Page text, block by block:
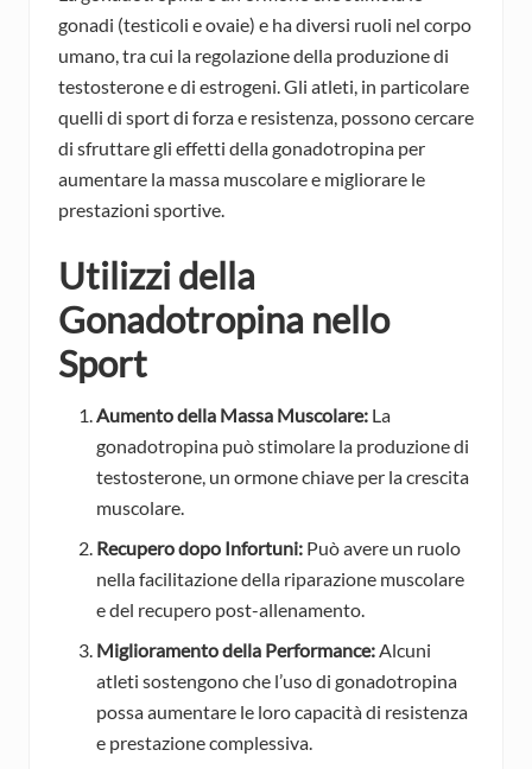
gonadi (testicoli e ovaie) e ha diversi ruoli nel corpo
umano, tra cui la regolazione della produzione di
testosterone e di estrogeni. Gli atleti, in particolare
quelli di sport di forza e resistenza, possono cercare
di sfruttare gli effetti della gonadotropina per
aumentare la massa muscolare e migliorare le
prestazioni sportive.
Utilizzi della
Gonadotropina nello
Sport
Aumento della Massa Muscolare: La
gonadotropina può stimolare la produzione di
testosterone, un ormone chiave per la crescita
muscolare.
Recupero dopo Infortuni: Può avere un ruolo
nella facilitazione della riparazione muscolare
e del recupero post-allenamento.
Miglioramento della Performance:Alcuni
atleti sostengono che l’uso di gonadotropina
possa aumentare le loro capacità di resistenza
e prestazione complessiva.